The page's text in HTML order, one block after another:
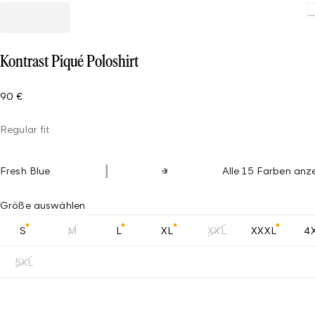
Kontrast Piqué Poloshirt
90 €
Regular fit
Fresh Blue Alle 15 Farben
Größe auswählen
S M L XL XXL XXXL
5XL